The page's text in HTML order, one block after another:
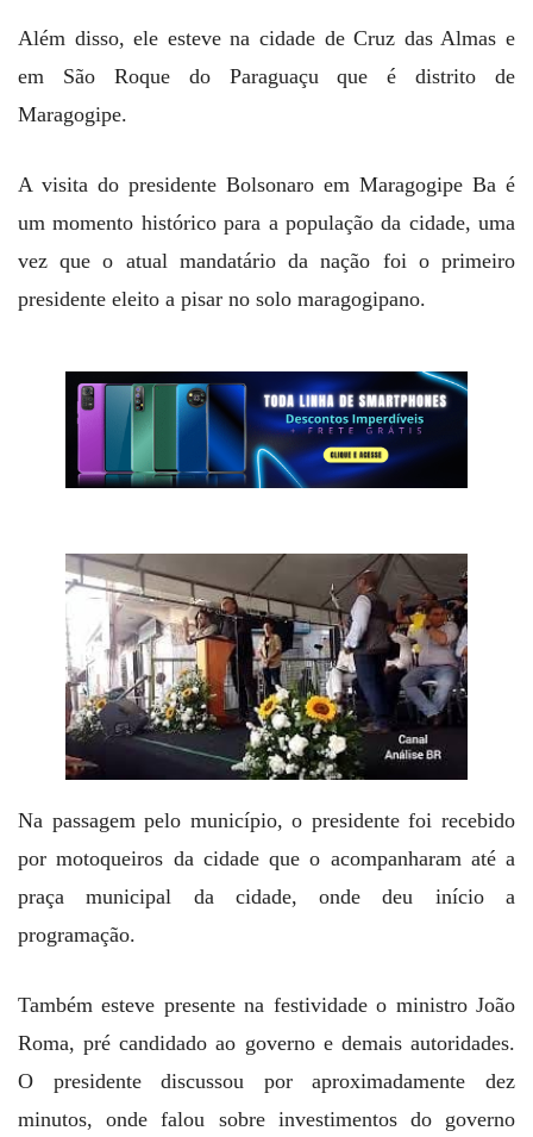
Além disso, ele esteve na cidade de Cruz das Almas e
em São Roque do Paraguaçu que é distrito de
Maragogipe.
A visita do presidente Bolsonaro em Maragogipe Ba é
um momento histórico para a população da cidade, uma
vez que o atual mandatário da nação foi o primeiro
presidente eleito a pisar no solo maragogipano.
Na passagem pelo município, o presidente foi recebido
por motoqueiros da cidade que o acompanharam até a
praça municipal da cidade, onde deu início a
programação.
Também esteve presente na festividade o ministro João
Roma, pré candidado ao governo e demais autoridades.
O presidente discussou por aproximadamente dez
minutos, onde falou sobre investimentos do governo